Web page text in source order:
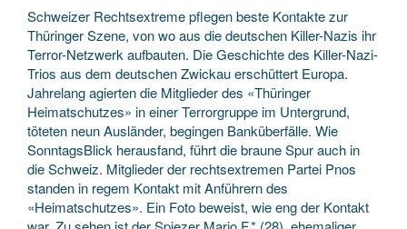
Schweizer Rechtsextreme pflegen beste Kontakte zur
Thüringer Szene, von wo aus die deutschen Killer-Nazis ihr
Terror-Netzwerk aufbauten. Die Geschichte des Killer-Nazi-
Trios aus dem deutschen Zwickau erschüttert Europa.
Jahrelang agierten die Mitglieder des «Thüringer
Heimatschutzes» in einer Terrorgruppe im Untergrund,
töteten neun Ausländer, begingen Banküberfälle. Wie
SonntagsBlick herausfand, führt die braune Spur auch in
die Schweiz. Mitglieder der rechtsextremen Partei Pnos
standen in regem Kontakt mit Anführern des
«Heimatschutzes». Ein Foto beweist, wie eng der Kontakt